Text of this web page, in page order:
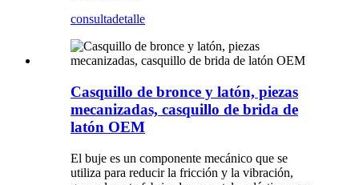
consultadetalle
Casquillo de bronce y latón, piezas
mecanizadas, casquillo de brida de
latón OEM
El buje es un componente mecánico que se
utiliza para reducir la fricción y la vibración,